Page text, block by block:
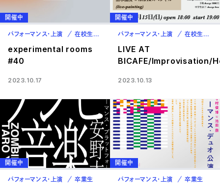
開催中
パフォーマンス・上演 在校生 教職員
experimental rooms
#40
2023.10.17
開催中
パフォーマンス・上演 在校生
LIVE AT
BICAFE/Improvisation/
2023.10.13
開催中
パフォーマンス・上演 卒業生
開催中
パフォーマンス・上演 卒業生